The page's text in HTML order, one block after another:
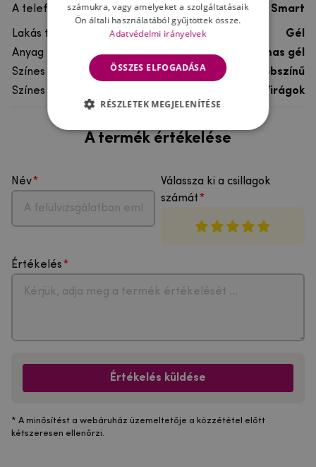
A telefonmodellhez
Huawei P Smart
Lakás típusa
Gél
Anyag
rugalmas gél
Színes
többszínű
Színes motívum
Virágok
A termék értékelése
Név
Válassza ki a csillagok
számát
Értékelés
Értékelés küldése
* A minősítést a webáruház üzemeltetője a közzététel előtt
kétszeresen ellenőrzi.
számukra, vagy amelyeket a szolgáltatásaik
Ön általi használatából gyűjtöttek össze.
Adatvédelmi irányelvek
ÖSSZES ELFOGADÁSA
RÉSZLETEK MEGJELENÍTÉSE